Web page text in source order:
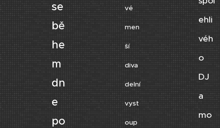
se
bě
he
m
dn
e
po
vé
men
ší
diva
delní
vyst
oup
ehli
véh
o
DJ
a
mo